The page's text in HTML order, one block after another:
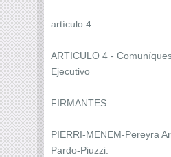
artículo 4:
ARTICULO 4 -
Ejecutivo
FIRMANTES
PIERRI-MENEM-Pereyra
Pardo-Piuzzi.